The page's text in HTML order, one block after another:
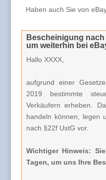
Haben auch Sie von
Bescheinigung
um weiterhin bei
Hallo XXXX,
aufgrund einer
2019 bestimmte
Verkäufern erheben.
handeln können, legen
nach §22f UstG vor.
Wichtiger Hinweis:
Tagen, um uns Ihre